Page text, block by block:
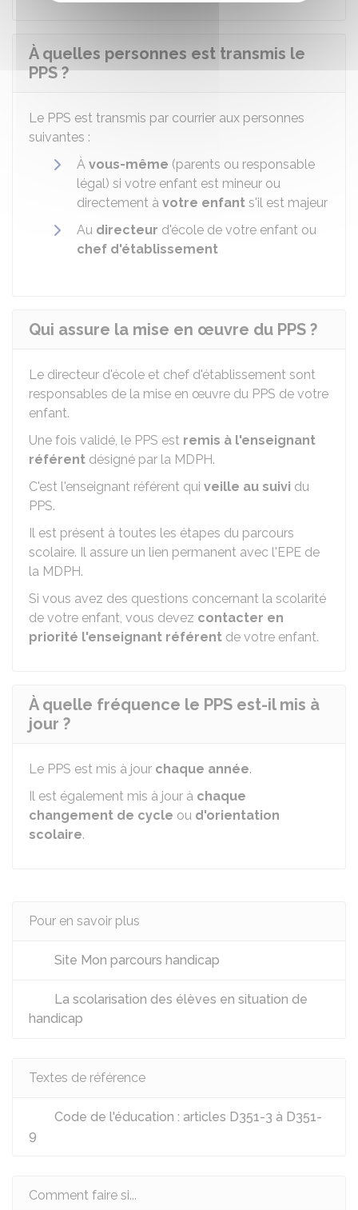
À quelles personnes est transmis le
PPS ?
Le PPS est transmis par courrier aux personnes
suivantes :
À vous-même (parents ou responsable
légal) si votre enfant est mineur ou
directement à votre enfant s'il est majeur
Au directeur d'école de votre enfant ou
chef d'établissement
Qui assure la mise en œuvre du PPS ?
Le directeur d'école et chef d'établissement sont
responsables de la mise en œuvre du PPS de votre
enfant.
Une fois validé, le PPS est remis à l'enseignant
référent désigné par la MDPH.
C'est l'enseignant référent qui veille au suivi du
PPS.
Il est présent à toutes les étapes du parcours
scolaire. Il assure un lien permanent avec l'EPE de
la MDPH.
Si vous avez des questions concernant la scolarité
de votre enfant, vous devez contacter en
priorité l'enseignant référent de votre enfant.
À quelle fréquence le PPS est-il mis à
jour ?
Le PPS est mis à jour chaque année.
Il est également mis à jour à chaque
changement de cycle ou d'orientation
scolaire.
Pour en savoir plus
Site Mon parcours handicap
La scolarisation des élèves en situation de
handicap
Textes de référence
Code de l'éducation : articles D351-3 à D351-
9
Comment faire si...